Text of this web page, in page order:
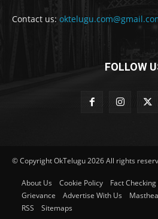
Contact us:
FOLLOW
© Copyright OkTelugu 2026 All rights
About Us Cookie Policy Fact
Grievance
Advertise With Us
RSS
Sitemaps